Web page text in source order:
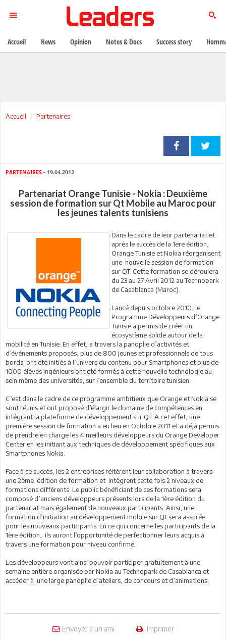
Accueil Partenaires
PARTENAIRES - 19.04.2012
Partenariat Orange Tunisie - Nokia : Deuxième
session de formation sur Qt Mobile au Maroc pour
les jeunes talents tunisiens
Dans le cadre de leur partenariat et
après le succès de la 1ere édition,
Orange Tunisie et Nokia réorganisent
une nouvelle session de formation
sur QT. Cette formation se déroulera
du 23 au 27 Avril 2012 au Technopark
de Casablanca (Maroc).
Lancé depuis octobre 2010, le
Programme Développeurs d’Orange
Tunisie a permis de créer un
écosystème solide autour de la
mobilité en Tunisie. En effet, a travers la panoplie d’activités et
d’événements proposés, plus de 800 jeunes et professionnels de tous
bords ont été initiés à l’univers du contenu pour Smartphones et plus de
1000 élèves ingénieurs ont été formés à cette nouvelle technologie au
sein même des universités, sur l’ensemble du territoire tunisien.
C’est dans le cadre de ce programme ambitieux que Orange et Nokia se
sont réunis et ont proposé d’élargir le domaine de compétences en
intégrant la plateforme de développement sur QT. A cet effet, une
première session de formation a eu lieu en Octobre 2011 et a déjà permis
de prendre en charge les 4 meilleurs développeurs du Orange Developer
Center en les initiant aux techniques de développement spécifiques aux
Smartphones Nokia.
Face à ce succès, les 2 entreprises réitèrent leur collaboration à travers
une 2ème édition de formation et intègrent cette fois 2 niveaux de
formations différents. Le public bénéficiant de ces formations sera
composé d’anciens développeurs présents lors de la 1ère édition du
partenariat mais également de nouveaux participants. Ainsi, une
formation d’initiation au développement mobile sur Qt sera assurée
pour les nouveaux participants. En ce qui concerne les participants de la
1ère édition, ils auront l’opportunité de perfectionner leurs acquis à
travers une formation pour niveau confirmé.
Les développeurs vont ainsi pouvoir participer gratuitement à une
semaine entière organisée par Nokia au Technopark de Casablanca et
accéder à une large panoplie d’ateliers, de concours et d’animations.
Envoyer à un ami Imprimer
Accueil News Opinion Notes & Docs Success story